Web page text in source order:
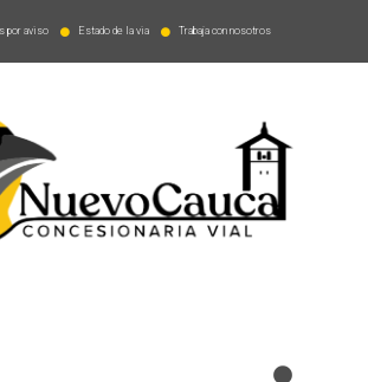
por aviso Estado de la via Trabaja con nosotros